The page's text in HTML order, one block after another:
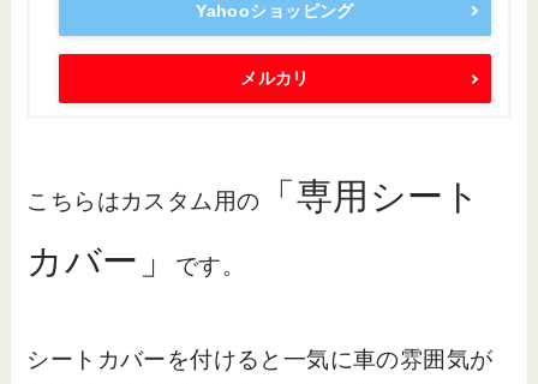
Yahooショッピング
メルカリ
こちらはカスタム用の
「専用シート
カバー」
です。
シートカバーを付けると一気に車の雰囲気が